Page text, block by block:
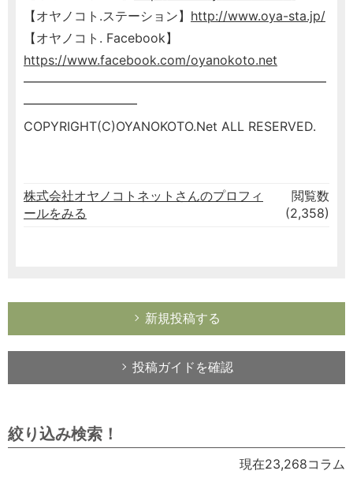
【オヤノコト.ステーション】 http://www.oya-sta.jp/
【オヤノコト. Facebook】
https://www.facebook.com/oyanokoto.net
━━━━━━━━━━━━━━━━━━━━━━━━
━━━━━━━━━
COPYRIGHT(C)OYANOKOTO.Net ALL RESERVED.
株式会社オヤノコトネットさんのプロフィ
ールをみる
閲覧数
(2,358)
新規投稿する
投稿ガイドを確認
絞り込み検索！
現在23,268コラム